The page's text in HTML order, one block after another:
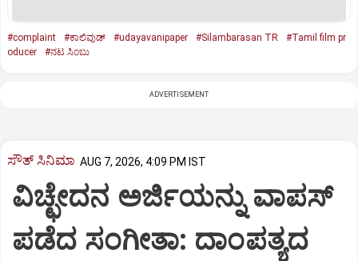
#complaint #ಕಾಲಿವುಡ್ #udayavanipaper #Silambarasan TR
#Tamil film pr
oducer
#ನಟ ಸಿಂಬು
ADVERTISEMENT
ಸೌತ್‌ ಸಿನಿಮಾ AUG 7, 2026, 4:09 PM IST
ವಿಚ್ಛೇದನ ಅರ್ಜಿಯನ್ನು ವಾಪಸ್‌
ಪಡೆದ ಸಂಗೀತಾ: ದಾಂಪತ್ಯದ